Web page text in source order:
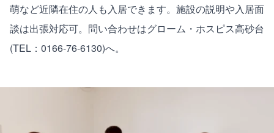
萌など近隣在住の人も入居できます。施設の説明や入居面
談は出張対応可。問い合わせはグローム・ホスピス高砂台
(TEL：0166-76-6130)へ。